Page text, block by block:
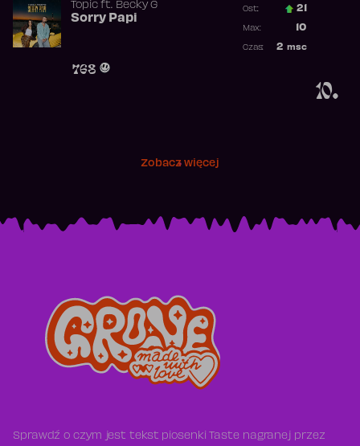
10.
Topicft. Becky G
Sorry Papi
768
Ost.: 21
10
Max:
2 msc
Czas:
Zobacz więcej
Sprawdź o czym jest tekst piosenki Taste nagranej przez